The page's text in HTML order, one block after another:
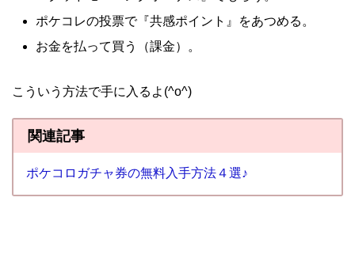
ポケコレの投票で『共感ポイント』をあつめる。
お金を払って買う（課金）。
こういう方法で手に入るよ(^o^)
関連記事
ポケコロガチャ券の無料入手方法４選♪